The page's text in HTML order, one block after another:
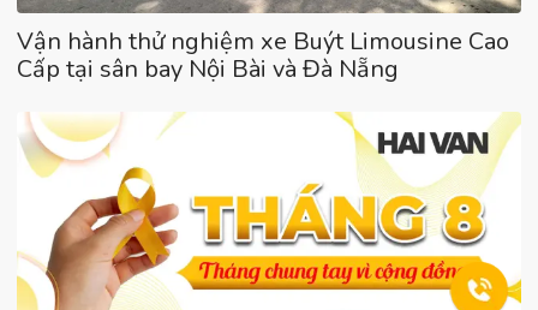
Vận hành thử nghiệm xe Buýt Limousine Cao
Cấp tại sân bay Nội Bài và Đà Nẵng